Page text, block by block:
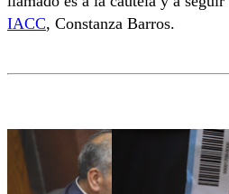
IACC, Constanza Barros.